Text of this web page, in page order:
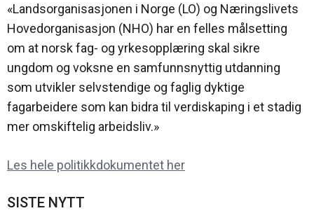
«Landsorganisasjonen i Norge (LO) og Næringslivets
Hovedorganisasjon (NHO) har en felles målsetting
om at norsk fag- og yrkesopplæring skal sikre
ungdom og voksne en samfunnsnyttig utdanning
som utvikler selvstendige og faglig dyktige
fagarbeidere som kan bidra til verdiskaping i et stadig
mer omskiftelig arbeidsliv.»
Les hele politikkdokumentet her
SISTE NYTT